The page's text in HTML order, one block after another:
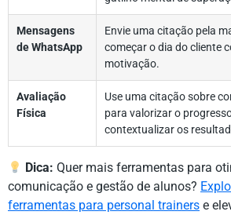
Mensagens
de WhatsApp
Envie uma citação pela
começar o dia do cliente
motivação.
Avaliação
Física
Use uma citação sobre
para valorizar o
contextualizar os
Dica: Quer mais ferramentas para
comunicação e gestão de alunos?
ferramentas para personal trainers e